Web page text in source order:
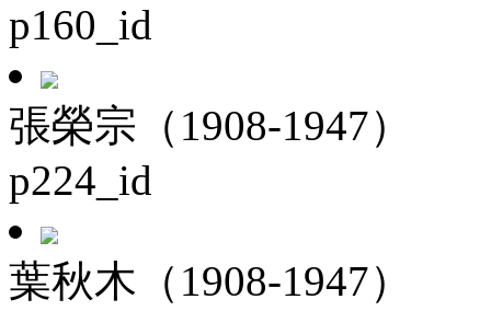
p160_id
張榮宗（1908-1947）
p224_id
葉秋木（1908-1947）